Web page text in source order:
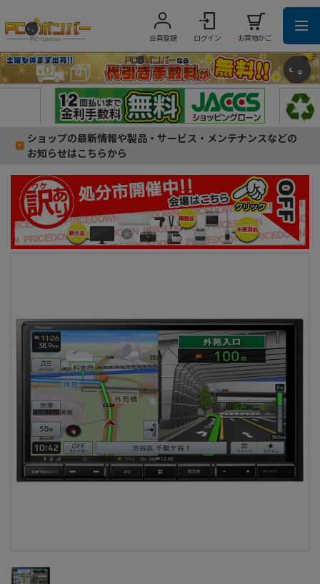
会員登録 ログイン お買物かご
ショップの最新情報や製品・サービス・メンテナンスなどの
お知らせはこちらから